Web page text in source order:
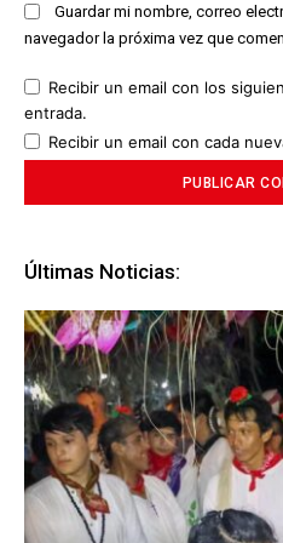
Guardar mi nombre, correo
navegador la próxima vez que
Recibir un email con los
entrada.
Recibir un email con cada
Últimas Noticias: